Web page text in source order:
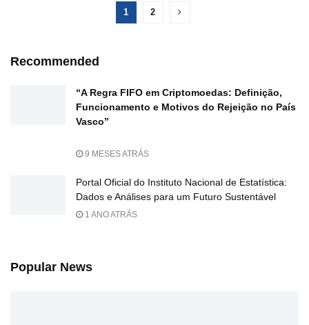
1 2
Recommended
“A Regra FIFO em Criptomoedas: Definição,
Funcionamento e Motivos do Rejeição no País
Vasco”
9 MESES ATRÁS
Portal Oficial do Instituto Nacional de Estatística:
Dados e Análises para um Futuro Sustentável
1 ANO ATRÁS
Popular News